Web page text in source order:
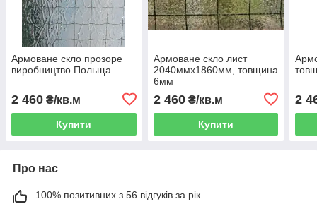
Армоване скло прозоре
виробництво Польща
2 460 ₴/кв.м
Купити
Армоване скло лист
2040ммх1860мм, товщина
6мм
2 460₴/кв.м
Купити
2
Про нас
100% позитивних з 56 відгуків за рік